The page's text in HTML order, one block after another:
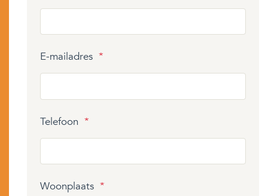
E-mailadres *
Telefoon *
Woonplaats *